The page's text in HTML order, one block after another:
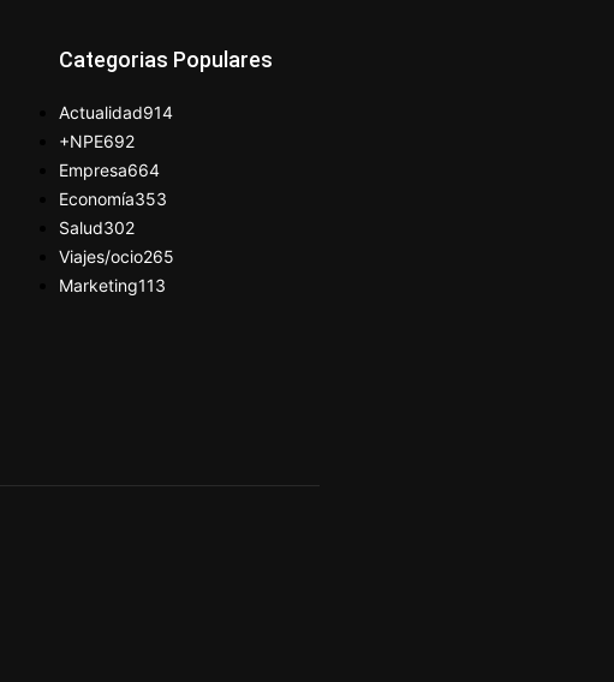
Categorias Populares
Actualidad914
+NPE692
Empresa664
Economía353
Salud302
Viajes/ocio265
Marketing113